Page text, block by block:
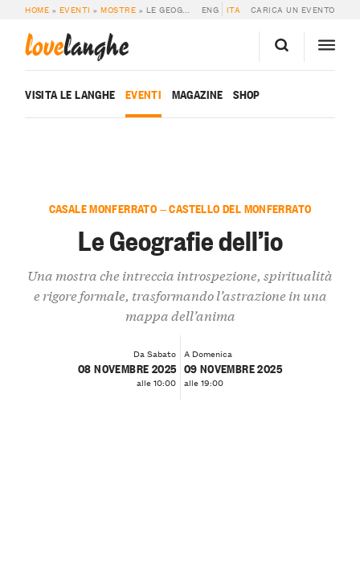
HOME » EVENTI »MOSTRE » LE GEOGRAFIE DELL’IO ENG ITA CARICA UN EVENTO
lovelanghe
VISITA LE LANGHE EVENTI MAGAZINE SHOP
CASALE MONFERRATO — CASTELLO DEL MONFERRATO
Le Geografie dell’io
Una mostra che intreccia introspezione, spiritualità
e rigore formale, trasformando l’astrazione in una
mappa dell’anima
Da Sabato
08 NOVEMBRE 2025
alle 10:00
A Domenica
09 NOVEMBRE 2025
alle 19:00